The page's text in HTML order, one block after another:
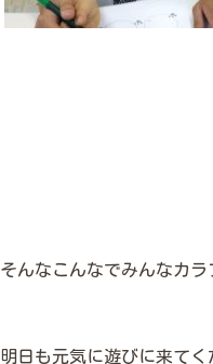
そんなこんなでみんなカ
明日も元気に遊びに来てく